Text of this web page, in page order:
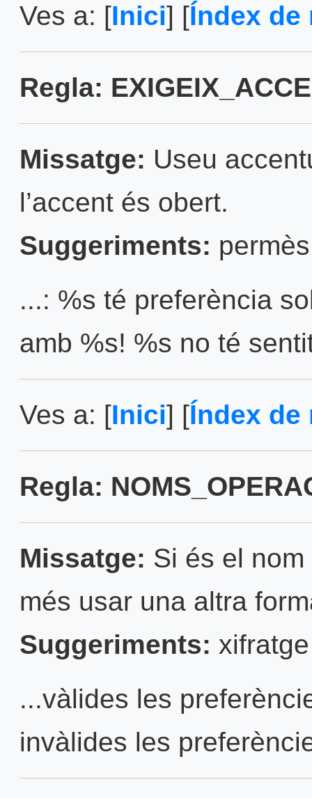
Ves a: [Inici] [Índex de
Regla:
Missatge: Useu
l’accent és obert.
Suggeriments: permès
...: %s té preferència
amb %s! %s no té
Ves a: [Inici] [Índex de
Regla:
Missatge: Si és el
més usar una altra
Suggeriments: xifratge
...vàlides les
invàlides les